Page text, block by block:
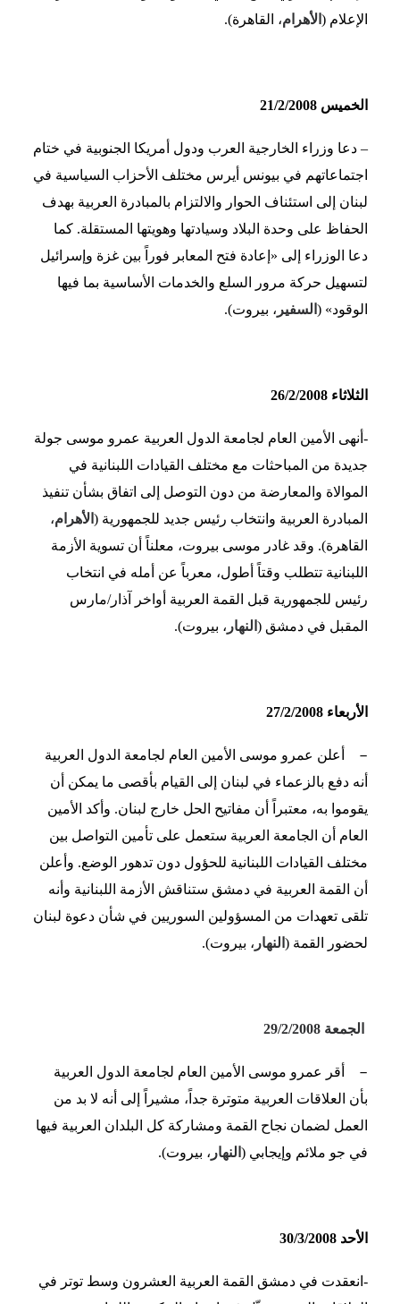
الإعلام ( الأهرام، القاهرة).
الخميس 21/2/2008
– دعا وزراء الخارجية العرب ودول أمريكا الجنوبية في ختام
اجتماعاتهم في بيونس أيرس مختلف الأحزاب السياسية في
لبنان إلى استئناف الحوار والالتزام بالمبادرة العربية بهدف
الحفاظ على وحدة البلاد وسيادتها وهويتها المستقلة. كما
دعا الوزراء إلى «إعادة فتح المعابر فوراً بين غزة وإسرائيل
لتسهيل حركة مرور السلع والخدمات الأساسية بما فيها
الوقود» ( السفير ، بيروت).
الثلاثاء 26/2/2008
-أنهى الأمين العام لجامعة الدول العربية عمرو موسى جولة
جديدة من المباحثات مع مختلف القيادات اللبنانية في
الموالاة والمعارضة من دون التوصل إلى اتفاق بشأن تنفيذ
المبادرة العربية وانتخاب رئيس جديد للجمهورية ( الأهرام،
القاهرة). وقد غادر موسى بيروت، معلناً أن تسوية الأزمة
اللبنانية تتطلب وقتاً أطول، معرباً عن أمله في انتخاب
رئيس للجمهورية قبل القمة العربية أواخر آذار/مارس
المقبل في دمشق ( النهار ، بيروت).
الأربعاء 27/2/2008
–
أعلن عمرو موسى الأمين العام لجامعة الدول العربية
أنه دفع بالزعماء في لبنان إلى القيام بأقصى ما يمكن أن
يقوموا به، معتبراً أن مفاتيح الحل خارج لبنان. وأكد الأمين
العام أن الجامعة العربية ستعمل على تأمين التواصل بين
مختلف القيادات اللبنانية للحؤول دون تدهور الوضع. وأعلن
أن القمة العربية في دمشق ستناقش الأزمة اللبنانية وأنه
تلقى تعهدات من المسؤولين السوريين في شأن دعوة لبنان
لحضور القمة ( النهار ، بيروت).
الجمعة 29/2/2008
–
أقر عمرو موسى الأمين العام لجامعة الدول العربية
بأن العلاقات العربية متوترة جداً، مشيراً إلى أنه لا بد من
العمل لضمان نجاح القمة ومشاركة كل البلدان العربية فيها
في جو ملائم وإيجابي ( النهار ، بيروت).
الأحد 30/3/2008
-انعقدت في دمشق القمة العربية العشرون وسط توتر في